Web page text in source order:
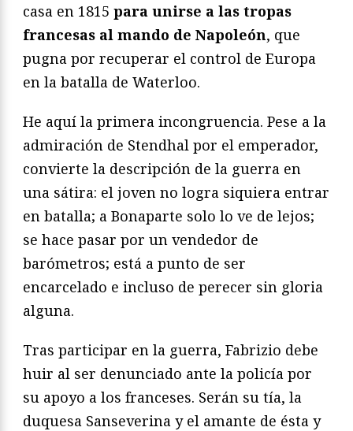
casa en 1815 para unirse a las tropas
francesas al mando de Napoleón, que
pugna por recuperar el control de Europa
en la batalla de Waterloo.
He aquí la primera incongruencia. Pese a la
admiración de Stendhal por el emperador,
convierte la descripción de la guerra en
una sátira: el joven no logra siquiera entrar
en batalla; a Bonaparte solo lo ve de lejos;
se hace pasar por un vendedor de
barómetros; está a punto de ser
encarcelado e incluso de perecer sin gloria
alguna.
Tras participar en la guerra, Fabrizio debe
huir al ser denunciado ante la policía por
su apoyo a los franceses. Serán su tía, la
duquesa Sanseverina y el amante de ésta y